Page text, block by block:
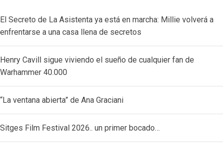
El Secreto de La Asistenta ya está en marcha: Millie volverá a
enfrentarse a una casa llena de secretos
Henry Cavill sigue viviendo el sueño de cualquier fan de
Warhammer 40.000
“La ventana abierta” de Ana Graciani
Sitges Film Festival 2026.. un primer bocado…